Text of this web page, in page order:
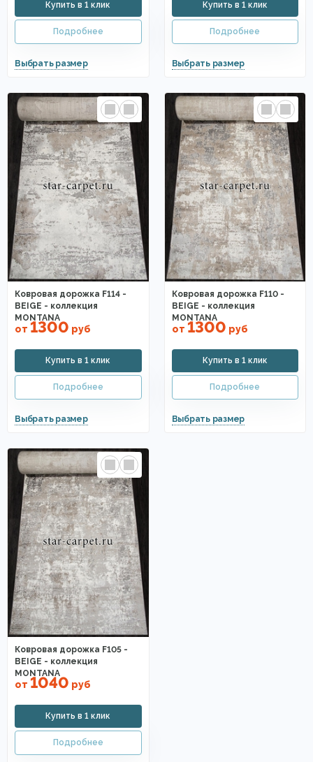
Ковровая дорожка F114 -
BEIGE - коллекция
MONTANA
от 1300 руб
Ковровая дорожка F110 -
BEIGE - коллекция
MONTANA
от 1300 руб
Ковровая дорожка F105 -
BEIGE - коллекция
MONTANA
от 1040 руб